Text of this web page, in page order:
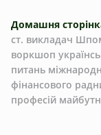
Домашня
ст. викладач
воркшоп
питань
фінансового
професій‌